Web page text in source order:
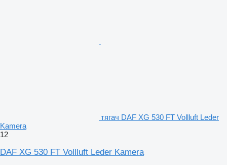
тягач DAF XG 530 FT Vollluft Leder
Kamera
12
DAF XG 530 FT Vollluft Leder Kamera